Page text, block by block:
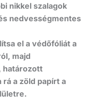
nikkel szalagok
nedvességmentes
el a védőfóliát a
majd
határozott
a zöld papírt a